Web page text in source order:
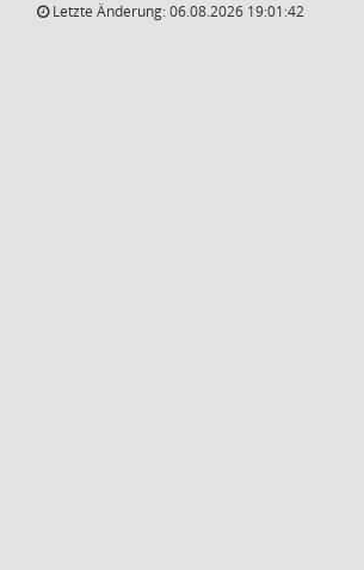
Letzte Änderung: 06.08.2026 19:01:42